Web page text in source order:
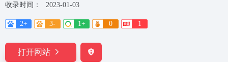
收录时间：
2023-01-03
2+ 3- 1+ 0 1
打开网站